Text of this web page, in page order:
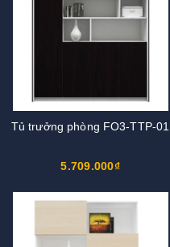
Tủ trưởng phòng FO3-TTP-01
5.709.000₫